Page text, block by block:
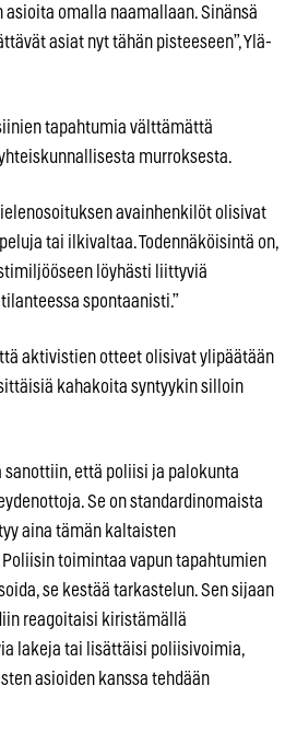
omalla naamallaan. Sinänsä
asiat nyt tähän pisteeseen”, Ylä-
tapahtumia välttämättä
murroksesta.
avainhenkilöt olisivat
tai ilkivaltaa. Todennäköisintä on,
löyhästi liittyviä
spontaanisti.”
aktivistien otteet olisivat ylipäätään
kahakoita syntyykin silloin
sanottiin, että poliisi ja palokunta
Se on standardinomaista
aina tämän kaltaisten
toimintaa vapun tapahtumien
se kestää tarkastelun. Sen sijaan
reagoitaisi kiristämällä
lakeja tai lisättäisi poliisivoimia,
asioiden kanssa tehdään